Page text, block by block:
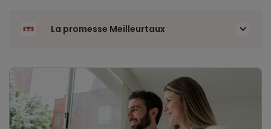
La promesse Meilleurtaux